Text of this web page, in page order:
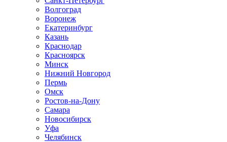
Волгоград
Воронеж
Екатеринбург
Казань
Краснодар
Красноярск
Минск
Нижний Новгород
Пермь
Омск
Ростов-на-Дону
Самара
Новосибирск
Уфа
Челябинск